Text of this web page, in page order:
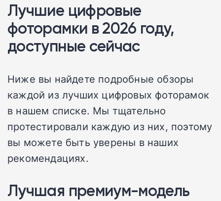
Лучшие цифровые
фоторамки в 2026 году,
доступные сейчас
Ниже вы найдете подробные обзоры
каждой из лучших цифровых фоторамок
в нашем списке. Мы тщательно
протестировали каждую из них, поэтому
вы можете быть уверены в наших
рекомендациях.
Лучшая премиум-модель